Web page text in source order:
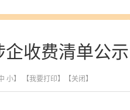
收费清单公示
小】 【我要打印】 【关闭】